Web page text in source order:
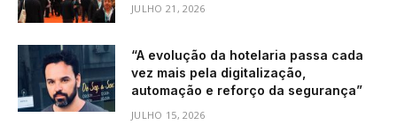
JULHO 21, 2026
“A evolução da hotelaria passa cada
vez mais pela digitalização,
automação e reforço da segurança”
JULHO 15, 2026